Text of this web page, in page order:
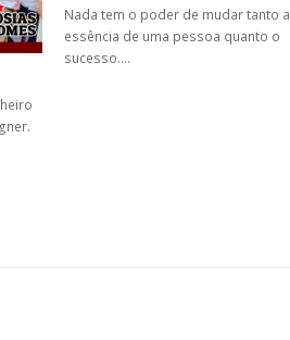
Nada tem o poder de mudar tanto a
essência de uma pessoa quanto o
sucesso.…